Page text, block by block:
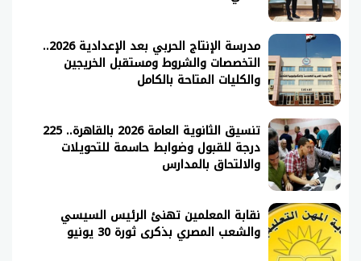
مدرسة الإنتاج الحربي بعد الإعدادية 2026..
التخصصات والشروط ومستقبل الخريجين
والكليات المتاحة بالكامل
تنسيق الثانوية العامة 2026 بالقاهرة.. 225
درجة للقبول وضوابط حاسمة للتحويلات
والالتحاق بالمدارس
نقابة المعلمين تهنئ الرئيس السيسي
والشعب المصري بذكرى ثورة 30 يونيو